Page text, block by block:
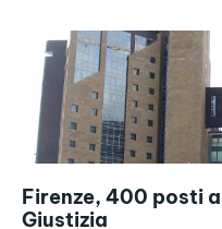
Firenze, 400 posti
Giustizia